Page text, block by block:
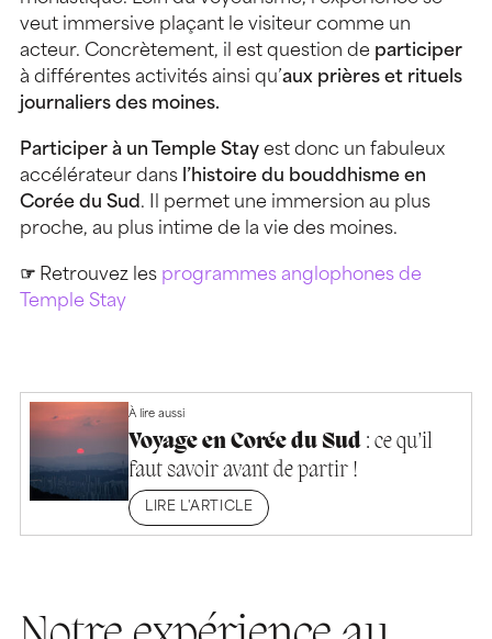
veut immersive plaçant le visiteur comme un
acteur. Concrètement, il est question de participer
à différentes activités ainsi qu’aux prières et rituels
journaliers des moines.
Participer à un Temple Stay est donc un fabuleux
accélérateur dans l’histoire du bouddhisme en
Corée du Sud. Il permet une immersion au plus
proche, au plus intime de la vie des moines.
☞ Retrouvez les programmes anglophones de
Temple Stay
À lire aussi
Voyage en Corée du Sud : ce qu’il
faut savoir avant de partir !
LIRE L'ARTICLE